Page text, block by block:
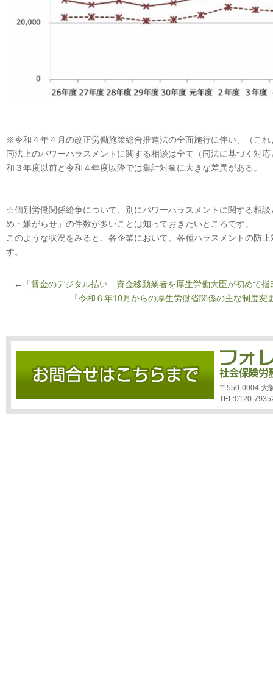
※令和４年４月の改正労働施策総合推進法の全面施行に伴い、（こ
同法上のパワーハラスメントに関する相談は全て（同法に基づく対
和３年度以前と令和４年度以降では集計対象に大きな差異がある。
☆個別労働関係紛争について、別にパワーハラスメントに関する相
め・嫌がらせ」の件数が多いことは知っておきたいところです。
このような状況をみると、各企業において、各種ハラスメントの防
す。
←「 賃金のデジタル払い 資金移動業者を厚生労働大臣が初めて指
「 令和６年10月からの厚生労働省関係の主な制度
〒550-0004 大
TEL:0120-